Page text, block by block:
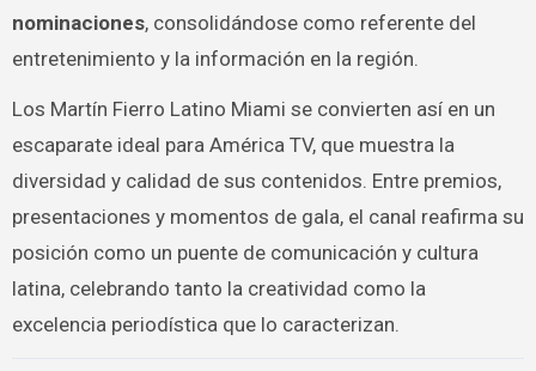
nominaciones, consolidándose como referente del
entretenimiento y la información en la región.
Los Martín Fierro Latino Miami se convierten así en un
escaparate ideal para América TV, que muestra la
diversidad y calidad de sus contenidos. Entre premios,
presentaciones y momentos de gala, el canal reafirma su
posición como un puente de comunicación y cultura
latina, celebrando tanto la creatividad como la
excelencia periodística que lo caracterizan.